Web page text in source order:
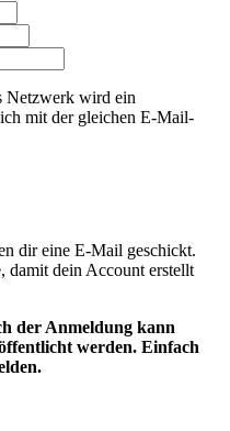
Netzwerk wird ein
mit der gleichen E-Mail-
dir eine E-Mail geschickt.
damit dein Account erstellt
der Anmeldung kann
werden. Einfach